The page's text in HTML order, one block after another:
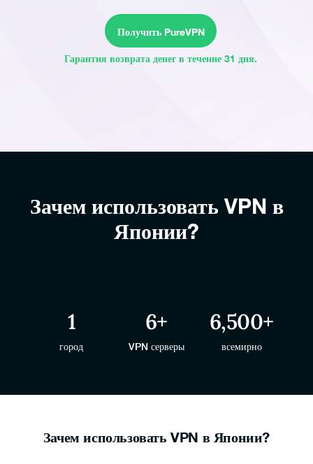
Получить PureVPN
Гарантия возврата денег в течение 31 дня.
Зачем использовать VPN в
Японии?
1
город
6+
VPN серверы
6,500+
всемирно
Зачем использовать VPN в Японии?